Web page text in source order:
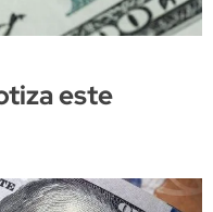
este